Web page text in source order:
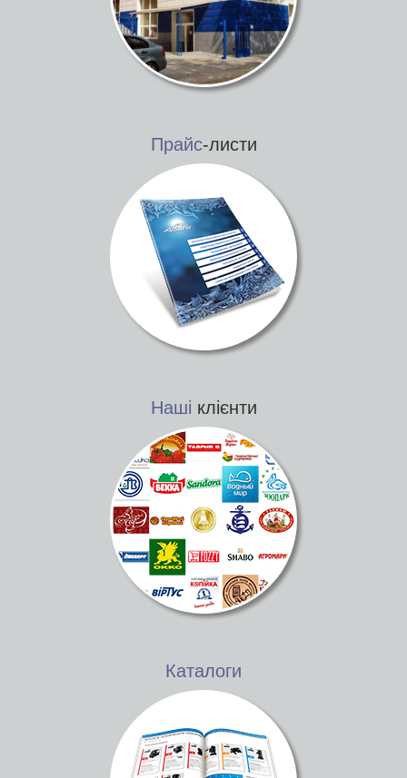
Прайс-листи
Наші клієнти
Каталоги